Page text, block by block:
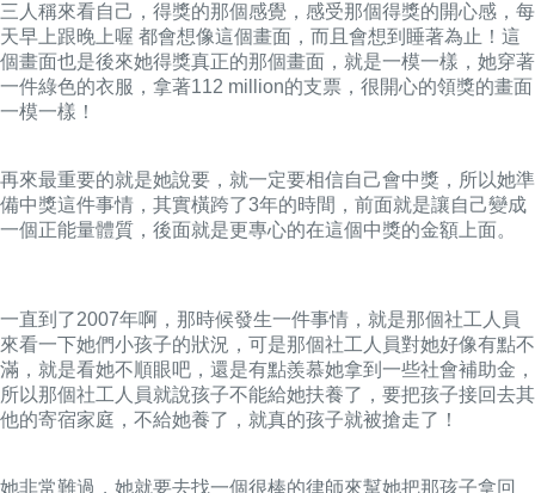
三人稱來看自己，得獎的那個感覺，感受那個得獎的開心感，每
天早上跟晚上喔 都會想像這個畫面，而且會想到睡著為止！這
個畫面也是後來她得獎真正的那個畫面，就是一模一樣，她穿著
一件綠色的衣服，拿著112 million的支票，很開心的領獎的畫面
一模一樣！
再來最重要的就是她說要，就一定要相信自己會中獎，所以她準
備中獎這件事情，其實橫跨了3年的時間，前面就是讓自己變成
一個正能量體質，後面就是更專心的在這個中獎的金額上面。
一直到了2007年啊，那時候發生一件事情，就是那個社工人員
來看一下她們小孩子的狀況，可是那個社工人員對她好像有點不
滿，就是看她不順眼吧，還是有點羨慕她拿到一些社會補助金，
所以那個社工人員就說孩子不能給她扶養了，要把孩子接回去其
他的寄宿家庭，不給她養了，就真的孩子就被搶走了！
她非常難過，她就要去找一個很棒的律師來幫她把那孩子拿回